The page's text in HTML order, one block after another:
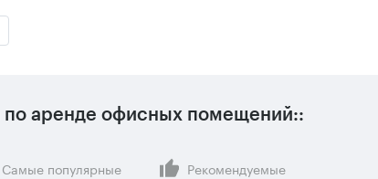
по аренде офисных помещений::
Самые популярные Рекомендуемые